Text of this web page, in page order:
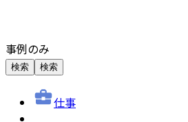
事例のみ
検索 検索
仕事